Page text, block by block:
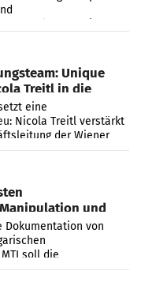
Unique
Treitl in die
eine
Nicola Treitl verstärkt
der Wiener
von Josef Kalina und
und
Dokumentation von
soll die
Manipulation und